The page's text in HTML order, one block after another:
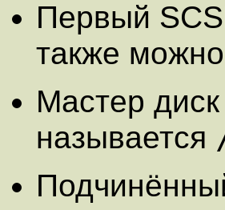
Первый
также
Мастер
называется